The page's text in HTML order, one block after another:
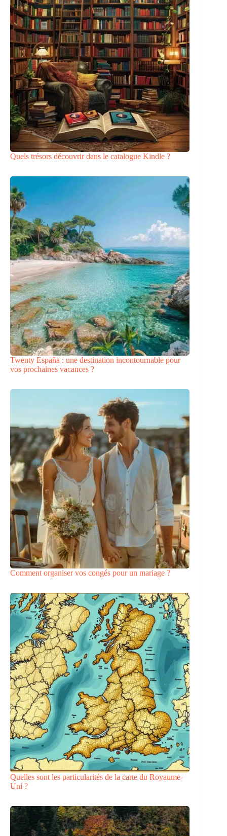
Quels trésors découvrir dans le catalogue Kindle ?
Twenty España : une destination incontournable pour
vos prochaines vacances ?
Comment organiser vos congés pour un mariage ?
Quelles sont les particularités de la carte du Royaume-
Uni ?